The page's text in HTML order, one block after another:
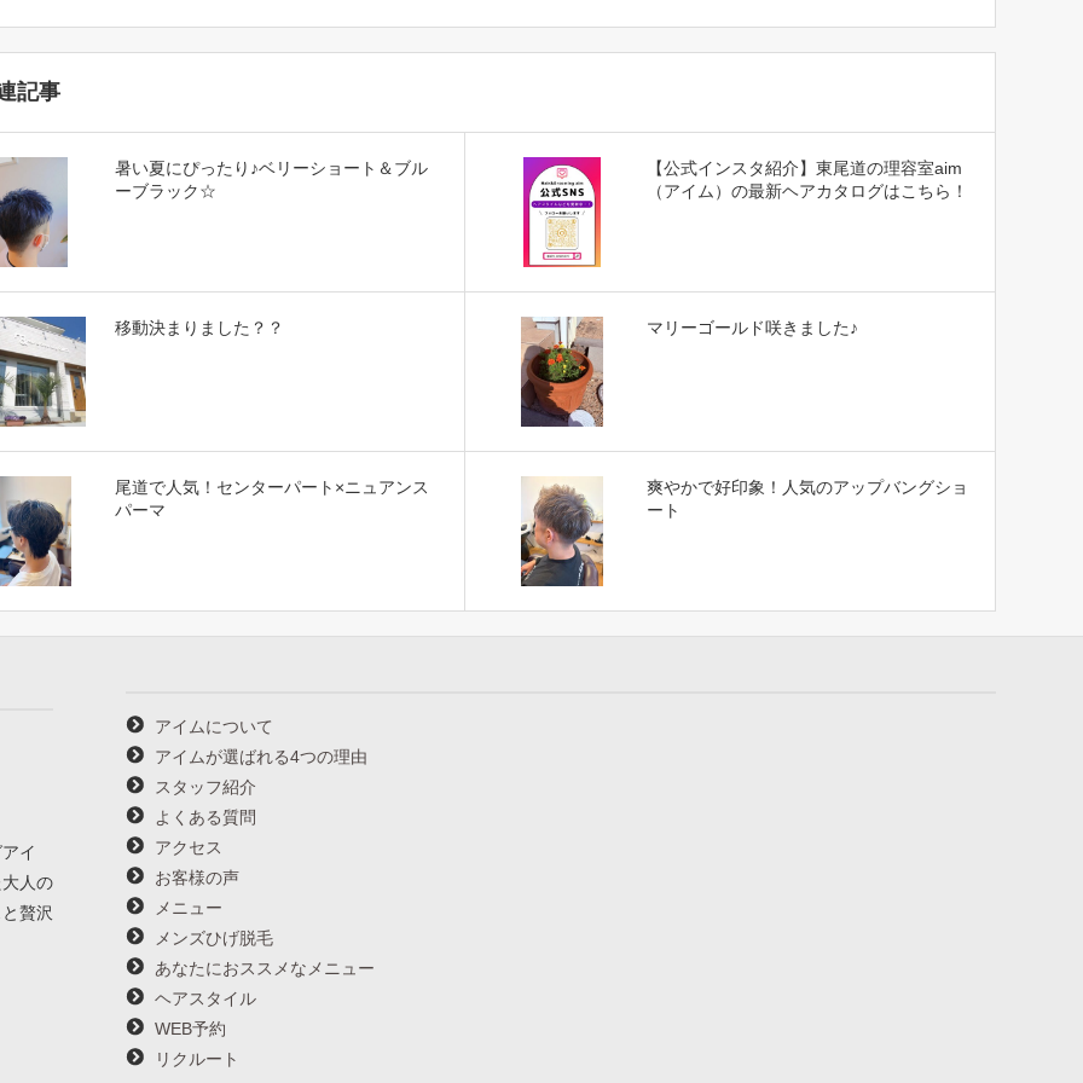
記事
暑い夏にぴったり♪ベリーショート＆ブル
ーブラック☆
【公式インスタ紹介】東尾道の理容室aim
（アイム）の最新ヘアカタログはこちら！
移動決まりました？？ マリーゴールド咲きました♪
尾道で人気！センターパート×ニュアンス
パーマ
爽やかで好印象！人気のアップバングショ
ート
イ
人の
贅沢
アイムについて
アイムが選ばれる4つの理由
スタッフ紹介
よくある質問
アクセス
お客様の声
メニュー
メンズひげ脱毛
あなたにおススメなメニュー
ヘアスタイル
WEB予約
リクルート